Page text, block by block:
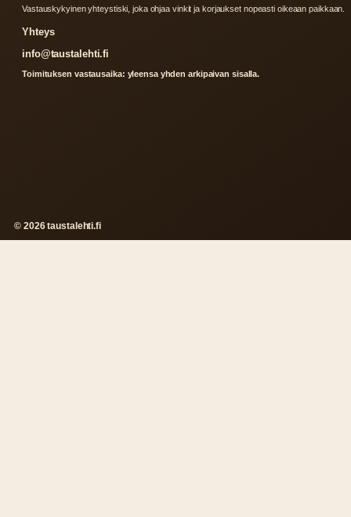
Vastauskykyinen yhteystiski, joka ohjaa vinkit ja korjaukset nopeasti oikeaan paikkaan.
Yhteys
info@taustalehti.fi
Toimituksen vastausaika: yleensa yhden arkipaivan sisalla.
© 2026 taustalehti.fi